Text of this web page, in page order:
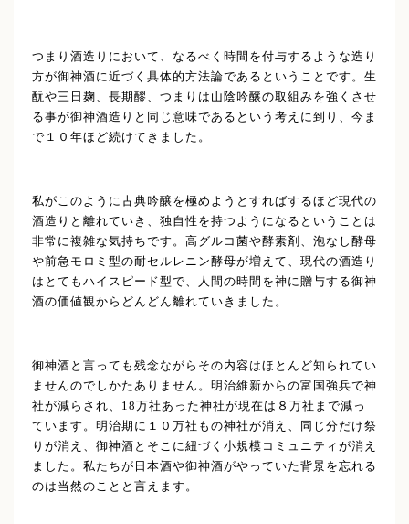
つまり酒造りにおいて、なるべく時間を付与するような造り
方が御神酒に近づく具体的方法論であるということです。生
酛や三日麹、長期醪、つまりは山陰吟醸の取組みを強くさせ
る事が御神酒造りと同じ意味であるという考えに到り、今ま
で１０年ほど続けてきました。
私がこのように古典吟醸を極めようとすればするほど現代の
酒造りと離れていき、独自性を持つようになるということは
非常に複雑な気持ちです。高グルコ菌や酵素剤、泡なし酵母
や前急モロミ型の耐セルレニン酵母が増えて、現代の酒造り
はとてもハイスピード型で、人間の時間を神に贈与する御神
酒の価値観からどんどん離れていきました。
御神酒と言っても残念ながらその内容はほとんど知られてい
ませんのでしかたありません。明治維新からの富国強兵で神
社が減らされ、18万社あった神社が現在は８万社まで減っ
ています。明治期に１０万社もの神社が消え、同じ分だけ祭
りが消え、御神酒とそこに紐づく小規模コミュニティが消え
ました。私たちが日本酒や御神酒がやっていた背景を忘れる
のは当然のことと言えます。